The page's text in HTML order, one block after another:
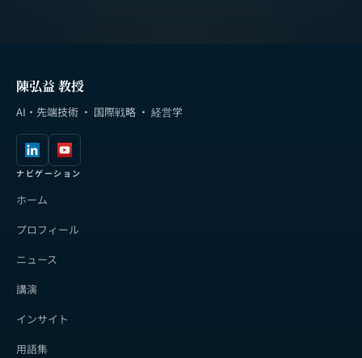
陳弘益 教授
AI・先端技術 · 国際戦略 · 経営学
ナビゲーション
ホーム
プロフィール
ニュース
講演
インサイト
用語集